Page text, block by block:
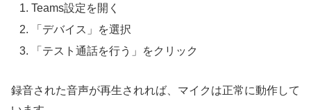
Teams設定を開く
「デバイス」を選択
「テスト通話を行う」をクリック
録音された音声が再生されれば、マイクは正常に動作して